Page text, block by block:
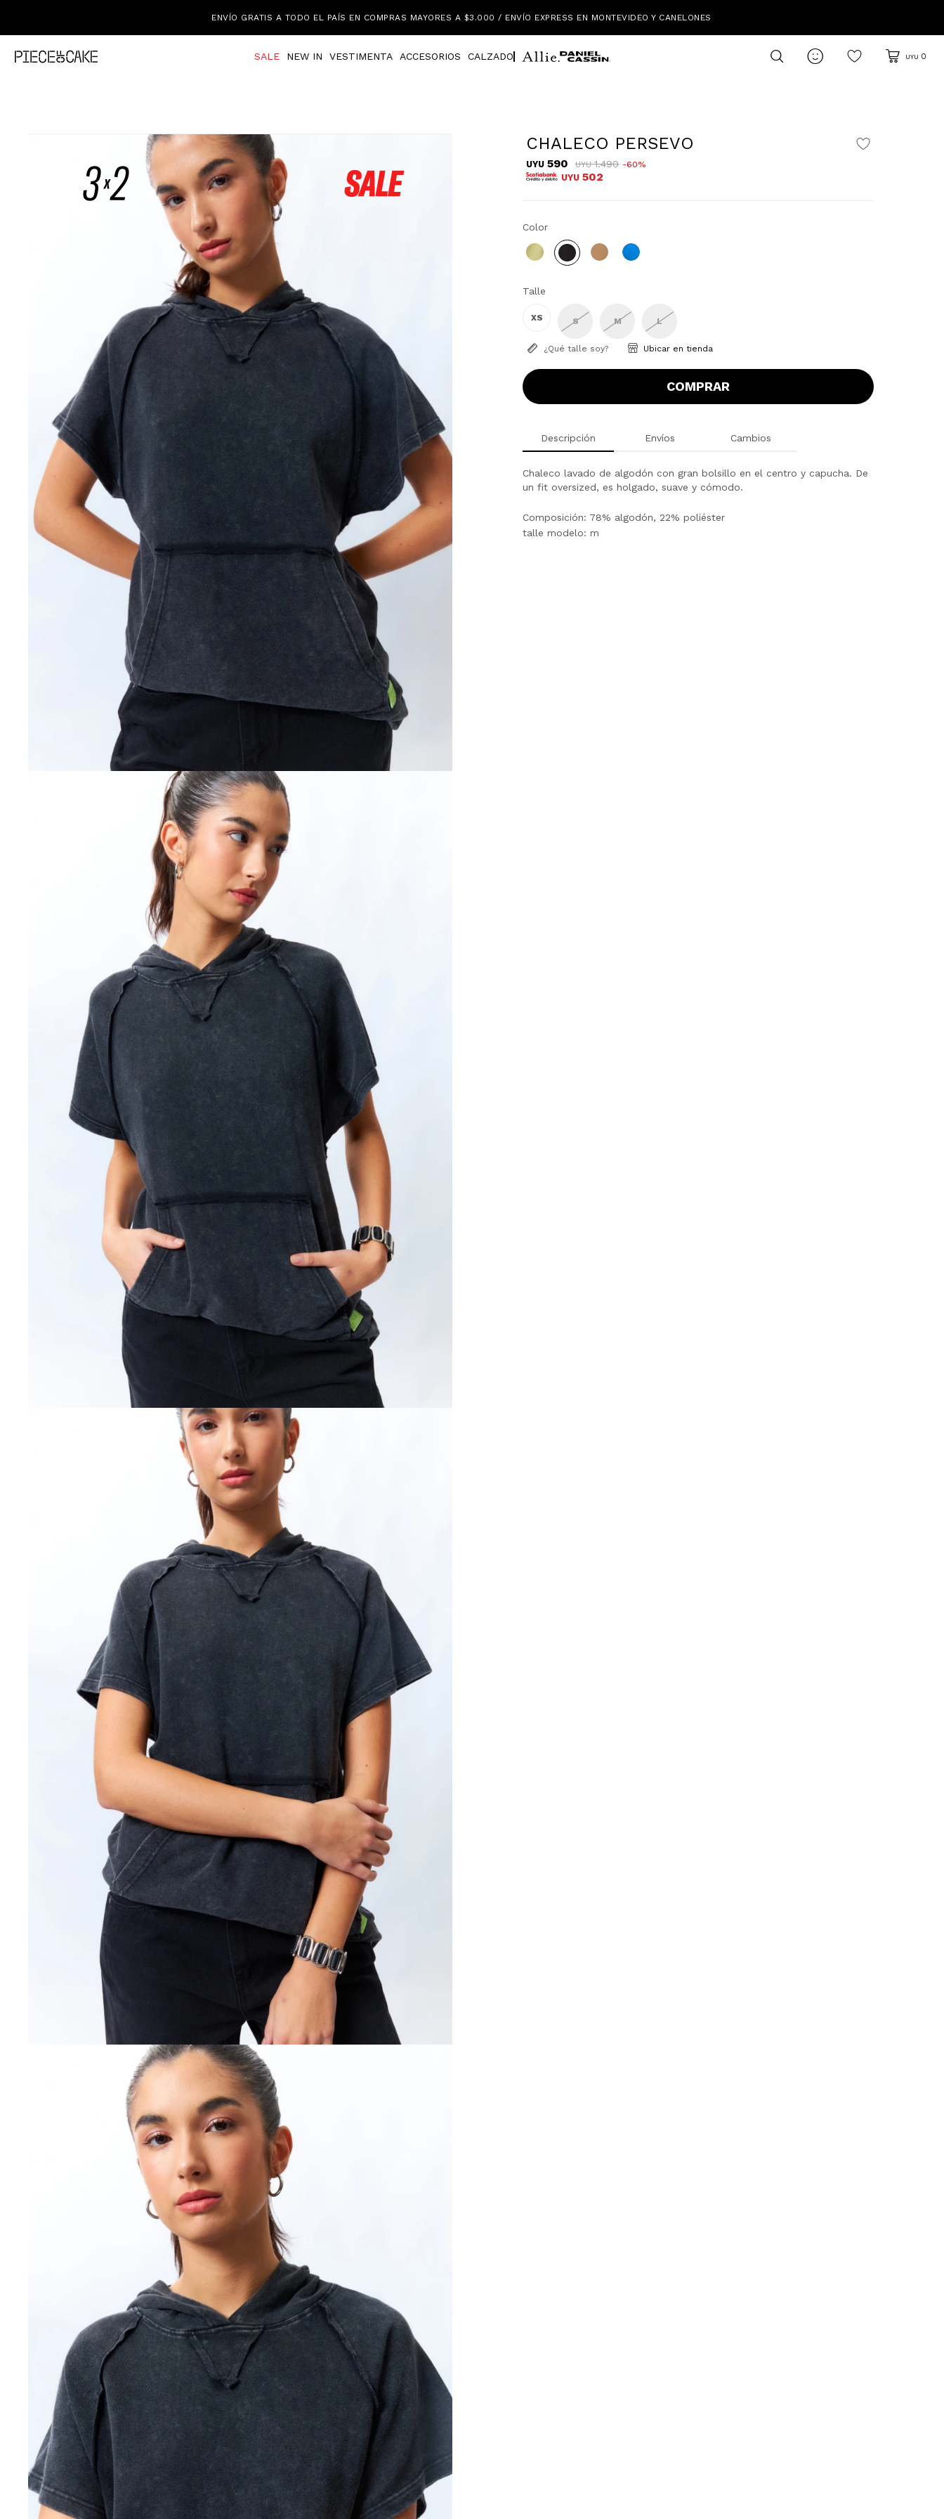
ENVÍO GRATIS A TODO EL PAÍS EN COMPRAS MAYORES A $3.000 / ENVÍO EXPRESS EN MONTEVIDEO Y CANELONES
SALE NEW IN VESTIMENTA ACCESORIOS CALZADO  UYU 0
CHALECO PERSEVO
UYU 590 UYU 1.490 60
UYU 502
Color
Talle
XS S M L
¿Qué talle soy? Ubicar en tienda
COMPRAR
Descripción Envíos Cambios
Chaleco lavado de algodón con gran bolsillo en el centro y capucha. De
un fit oversized, es holgado, suave y cómodo.
Composición: 78% algodón, 22% poliéster
talle modelo: m